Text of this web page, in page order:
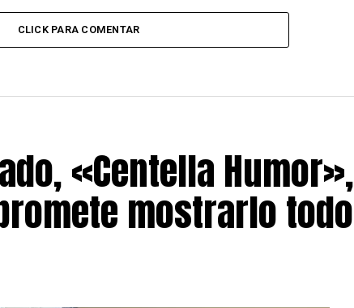
CLICK PARA COMENTAR
«Centella Humor»,
mostrarlo todo